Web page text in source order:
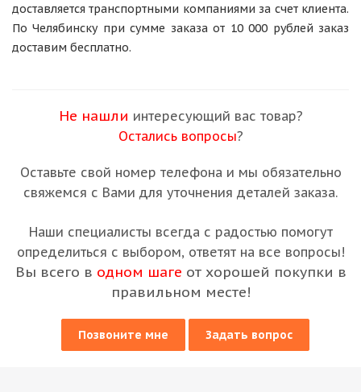
доставляется транспортными компаниями за счет клиента.
По Челябинску при сумме заказа от 10 000 рублей заказ
доставим бесплатно.
Не нашли интересующий вас товар?
Остались вопросы?
Оставьте свой номер телефона и мы обязательно
свяжемся с Вами для уточнения деталей заказа.
Наши специалисты всегда с радостью помогут
определиться с выбором, ответят на все вопросы!
Вы всего в одном шаге от хорошей покупки в
правильном месте!
Позвоните мне Задать вопрос